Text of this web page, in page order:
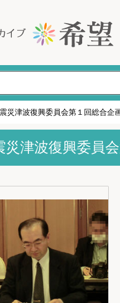
災津波復興委員会第１回総合企
災津波復興委員